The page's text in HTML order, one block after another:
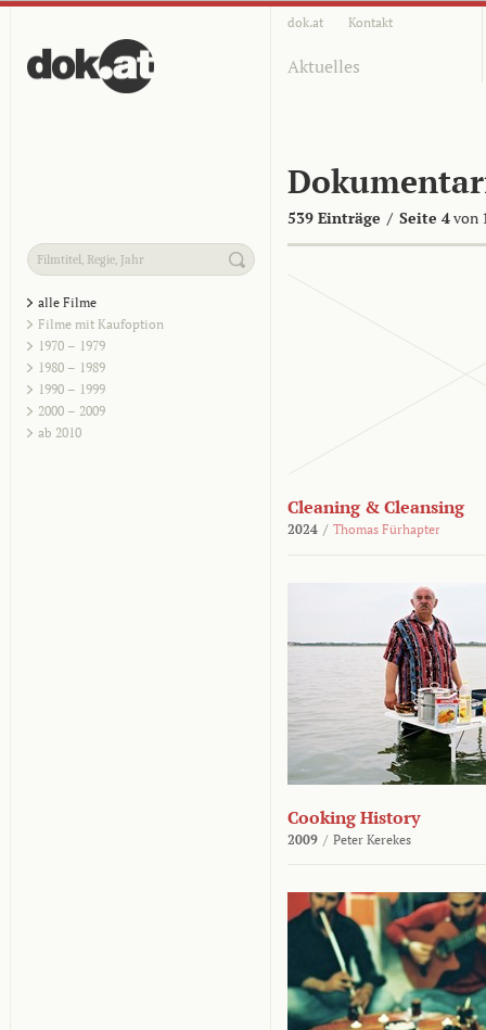
dok.at Kontakt
Aktuelles
539 Einträge / Seite 4von
alle Filme
Filme mit Kaufoption
1970 – 1979
1980 – 1989
1990 – 1999
2000 – 2009
ab 2010
Cleaning & Cleansing
2024 / Thomas Fürhapter
Cooking History
2009 / Peter Kerekes